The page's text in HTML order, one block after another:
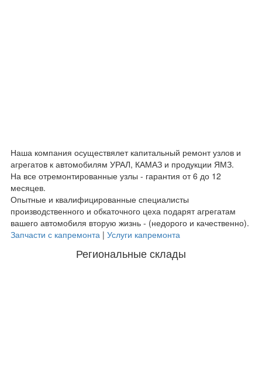
Наша компания осуществялет капитальный ремонт узлов и
агрегатов к автомобилям УРАЛ, КАМАЗ и продукции ЯМЗ.
На все отремонтированные узлы - гарантия от 6 до 12
месяцев.
Опытные и квалифицированные специалисты
производственного и обкаточного цеха подарят агрегатам
вашего автомобиля вторую жизнь - (недорого и качественно).
Запчасти с капремонта | Услуги капремонта
Региональные склады